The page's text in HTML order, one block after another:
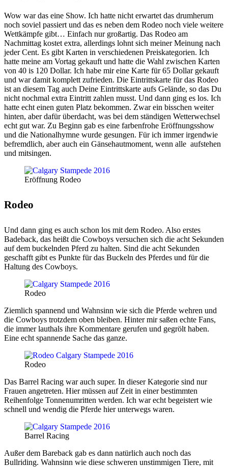
Wow war das eine Show. Ich hatte nicht erwartet das drumherum
noch soviel passiert und das es neben dem Rodeo noch viele weitere
Wettkämpfe gibt… Einfach nur großartig. Das Rodeo am
Nachmittag kostet extra, allerdings lohnt sich meiner Meinung nach
jeder Cent. Es gibt Karten in verschiedenen Preiskategorien. Ich
hatte meine am Vortag gekauft und hatte die Wahl zwischen Karten
von 40 is 120 Dollar. Ich habe mir eine Karte für 65 Dollar gekauft
und war damit komplett zufrieden. Die Eintrittskarte für das Rodeo
ist an diesem Tag auch Deine Eintrittskarte aufs Gelände, so das Du
nicht nochmal extra Eintritt zahlen musst. Und dann ging es los. Ich
hatte echt einen guten Platz bekommen. Zwar ein bisschen weiter
hinten, aber dafür überdacht, was bei dem ständigen Wetterwechsel
echt gut war. Zu Beginn gab es eine farbenfrohe Eröffnungsshow
und die Nationalhymne wurde gesungen. Für ich immer irgendwie
befremdlich, aber auch ein Gänsehautmoment, wenn alle aufstehen
und mitsingen.
Eröffnung Rodeo
Rodeo
Und dann ging es auch schon los mit dem Rodeo. Also erstes
Badeback, das heißt die Cowboys versuchen sich die acht Sekunden
auf dem buckelnden Pferd zu halten. Sind die acht Sekunden
geschafft gibt es Punkte für das Buckeln des Pferdes und für die
Haltung des Cowboys.
Rodeo
Ziemlich spannend und Wahnsinn wie sich die Pferde wehren und
die Cowboys trotzdem oben bleiben. Hinter mir saßen echte Fans,
die immer lauthals ihre Kommentare gerufen und gegrölt haben.
Eine echt spannende Sache das ganze.
Rodeo
Das Barrel Racing war auch super. In dieser Kategorie sind nur
Frauen angetreten. Hier müssen auf Zeit in einer bestimmten
Reihenfolge Tonnenumritten werden. Ich war echt begeistert wie
schnell und wendig die Pferde hier unterwegs waren.
Barrel Racing
Außer dem Bareback gab es dann natürlich auch noch das
Bullriding. Wahnsinn wie diese schweren unstimmigen Tiere, mit